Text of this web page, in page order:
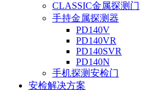
CLASSIC金属探测门
手持金属探测器
PD140V
PD140VR
PD140SVR
PD140N
手机探测安检门
安检解决方案